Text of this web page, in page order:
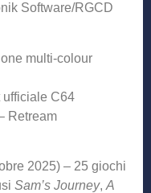
Software/RGCD
multi-colour
ufficiale C64
Retream
2025) – 25 giochi
Sam’s Journey, A